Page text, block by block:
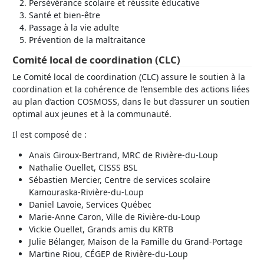
Persévérance scolaire et réussite éducative
Santé et bien-être
Passage à la vie adulte
Prévention de la maltraitance
Comité local de coordination (CLC)
Le Comité local de coordination (CLC) assure le soutien à la
coordination et la cohérence de l’ensemble des actions liées
au plan d’action COSMOSS, dans le but d’assurer un soutien
optimal aux jeunes et à la communauté.
Il est composé de :
Anaïs Giroux-Bertrand, MRC de Rivière-du-Loup
Nathalie Ouellet, CISSS BSL
Sébastien Mercier, Centre de services scolaire
Kamouraska-Rivière-du-Loup
Daniel Lavoie, Services Québec
Marie-Anne Caron, Ville de Rivière-du-Loup
Vickie Ouellet, Grands amis du KRTB
Julie Bélanger, Maison de la Famille du Grand-Portage
Martine Riou, CÉGEP de Rivière-du-Loup